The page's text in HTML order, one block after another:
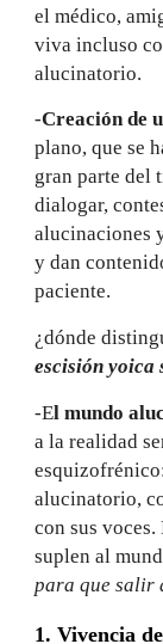
el médico,
viva incluso
alucinatorio.
-Creación de
plano, que se
gran parte del
dialogar,
alucinaciones
y dan
paciente.
¿dónde
escisión yoica
-El mundo
a la realidad
alucinatorio,
con sus
suplen al
para que salir
1. Vivencia